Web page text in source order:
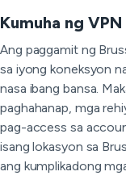
Kumuha ng
Ang paggamit ng
sa iyong koneksyon
nasa ibang bansa.
paghahanap, mga
pag-access sa
isang lokasyon sa
ang kumplikadong